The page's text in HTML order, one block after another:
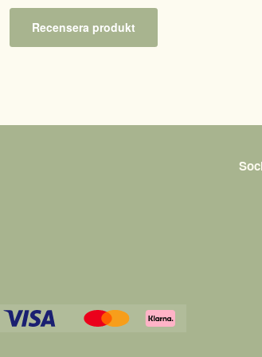
Recensera produkt